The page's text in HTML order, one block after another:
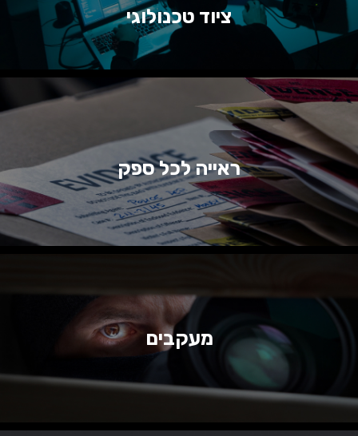
ציוד טכנולוגי
ראייה לכל ספק
מעקבים